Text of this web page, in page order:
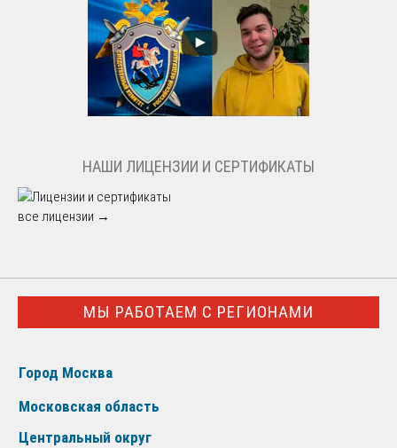
НАШИ ЛИЦЕНЗИИ И СЕРТИФИКАТЫ
все лицензии →
МЫ РАБОТАЕМ С РЕГИОНАМИ
Город Москва
Московская область
Центральный округ